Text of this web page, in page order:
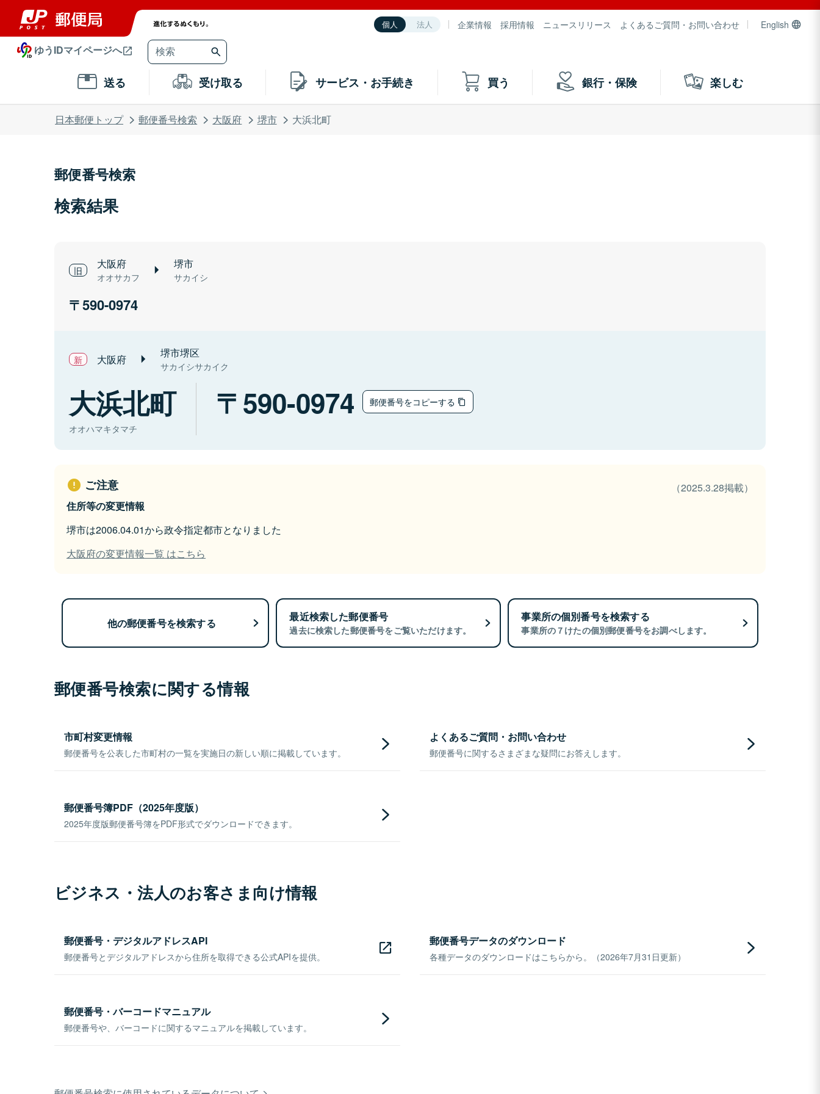
個人 法人 企業情報 採用情報 ニュースリリース よくあるご質問・お問い合わせ English
ゆうIDマイページへ
送る 受け取る サービス・お手続き 買う 銀行・保険 楽しむ
日本郵便トップ 郵便番号検索 大阪府 堺市 大浜北町
郵便番号検索
検索結果
大阪府
オオサカフ
堺市
サカイシ
590-0974
大阪府 堺市堺区
サカイシサカイク
大浜北町
オオハマキタマチ
590-0974 郵便番号をコピーする
ご注意
（2025.3.28掲載）
住所等の変更情報
堺市は2006.04.01から政令指定都市となりました
大阪府の変更情報一覧 はこちら
他の郵便番号を検索する 最近検索した郵便番号
過去に検索した郵便番号をご覧いただけます。
事業所の個別番号を検索する
事業所の７けたの個別郵便番号をお調べします。
郵便番号検索に関する情報
市町村変更情報
郵便番号を公表した市町村の一覧を実施日の新しい順に掲載しています。
よくあるご質問・お問い合わせ
郵便番号に関するさまざまな疑問にお答えします。
郵便番号簿PDF（2025年度版）
2025年度版郵便番号簿をPDF形式でダウンロードできます。
ビジネス・法人のお客さま向け情報
郵便番号・デジタルアドレスAPI
郵便番号とデジタルアドレスから住所を取得できる公式APIを提供。
郵便番号データのダウンロード
各種データのダウンロードはこちらから。（2026年7月31日更新）
郵便番号・バーコードマニュアル
郵便番号や、バーコードに関するマニュアルを掲載しています。